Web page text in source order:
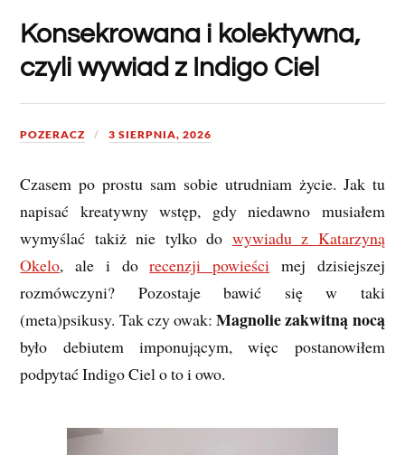
Konsekrowana i kolektywna,
czyli wywiad z Indigo Ciel
POZERACZ 3 SIERPNIA, 2026
Czasem po prostu sam sobie utrudniam życie. Jak tu
napisać kreatywny wstęp, gdy niedawno musiałem
wymyślać takiż nie tylko do wywiadu z Katarzyną
Okelo, ale i dorecenzji powieści mej dzisiejszej
rozmówczyni? Pozostaje bawić się w taki
(meta)psikusy. Tak czy owak:Magnolie zakwitną nocą
było debiutem imponującym, więc postanowiłem
podpytać Indigo Ciel o to i owo.